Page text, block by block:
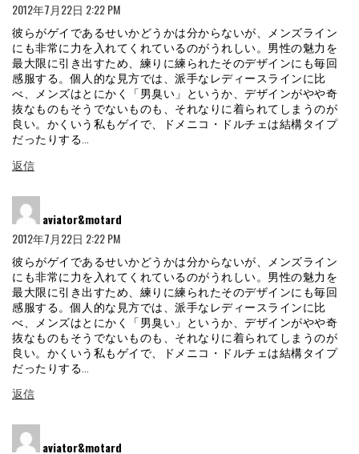
2012年7月22日 2:22 PM
彼らがゲイであるせいかどうかは分からないが、メンズライン
にも非常に力を入れてくれているのがうれしい。男性の魅力を
最大限に引き出すため、練りに練られたそのデザインにも毎回
感服する。個人的な見方では、派手なレディースラインに比
べ、メンズはとにかく「男臭い」というか、デザインがやや奇
抜なものもそうでないものも、それなりに着られてしまうのが
良い。かくいう私もゲイで、ドメニコ・ドルチェは結構タイプ
だったりする…
返信
aviator&motard
2012年7月22日 2:22 PM
彼らがゲイであるせいかどうかは分からないが、メンズライン
にも非常に力を入れてくれているのがうれしい。男性の魅力を
最大限に引き出すため、練りに練られたそのデザインにも毎回
感服する。個人的な見方では、派手なレディースラインに比
べ、メンズはとにかく「男臭い」というか、デザインがやや奇
抜なものもそうでないものも、それなりに着られてしまうのが
良い。かくいう私もゲイで、ドメニコ・ドルチェは結構タイプ
だったりする…
返信
aviator&motard